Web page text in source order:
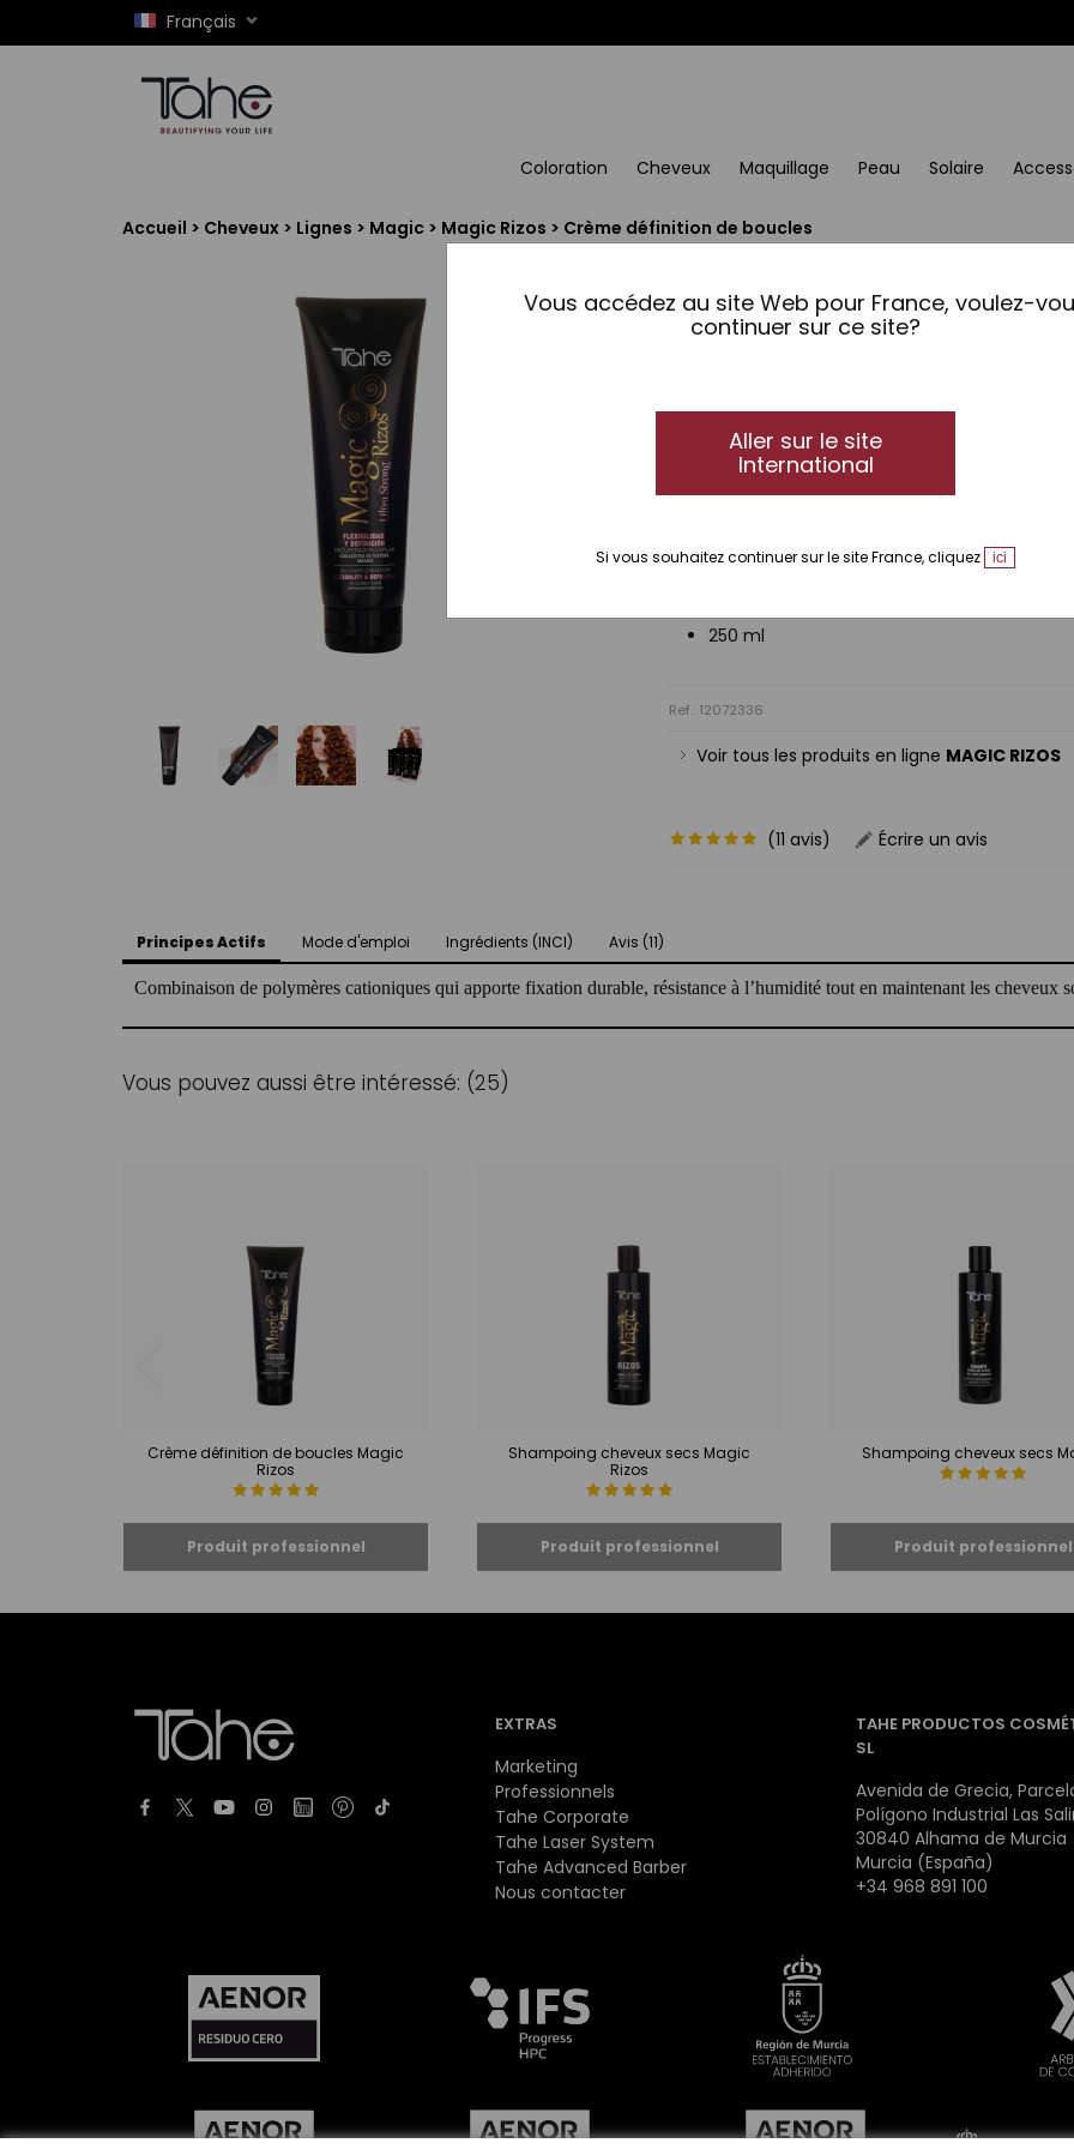
Vous accédez au site Web pour France, voulez-
continuer sur ce site?
Aller sur le site
International
Si vous souhaitez continuer sur le site France, cliquez ici
Français
Coloration Cheveux Maquillage Peau Solaire
Accueil > Cheveux > Lignes > Magic > Magic Rizos > Crème définition de boucles
Crème définition de
Récupérateur de souplesse et définition des
Crème fixante extra forte et récupératrice de
les frisottis, maintient la boucle définie
nutrition et une élasticité maximales, grâce à
San rinçage.
Ultra strong
250 ml
Ref.: 12072336
Voir tous les produits en ligne MAGIC RIZOS
(11 avis) Écrire un avis
Principes Actifs Mode d'emploi Ingrédients (INCI) Avis (11)
Combinaison de polymères cationiques qui apporte fixation durable, résistance à l’humidité tout en maintenant les cheveux
Vous pouvez aussi être intéressé: (25)
Crème définition de boucles Magic
Rizos
Shampoing cheveux secs Magic
Rizos
Shampoing cheveux secs
EXTRAS
Marketing
Professionnels
Tahe Corporate
Tahe Laser System
Tahe Advanced Barber
Nous contacter
TAHE PRODUCTOS
SL
Avenida de Grecia,
Polígono Industrial Las
30840 Alhama de Murcia
Murcia (España)
+34 968 891 100